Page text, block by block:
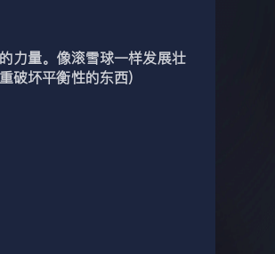
力量。像滚雪球一样发展壮
坏平衡性的东西）